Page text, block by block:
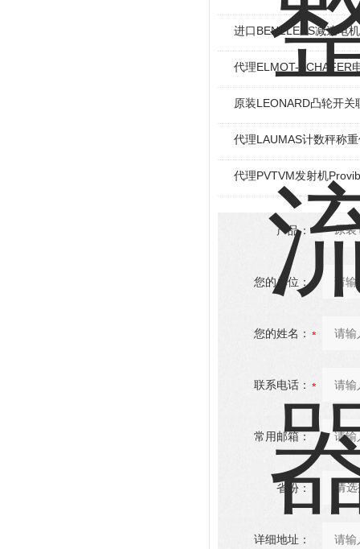
进口BENZLERS减速电
代理ELMOT-SCHAFER
原装LEONARD凸轮开关
代理LAUMAS计数秤称
代理PVTVM发射机
产品：
您的单位：
您的姓名：
联系电话：
常用邮箱：
省份：
详细地址：